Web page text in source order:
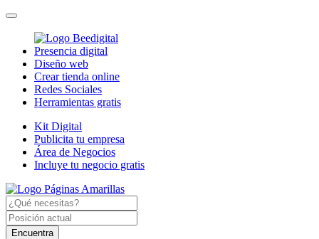
Presencia digital
Diseño web
Crear tienda online
Redes Sociales
Herramientas gratis
Kit Digital
Publicita tu empresa
Área de Negocios
Incluye tu negocio gratis
Encuentra